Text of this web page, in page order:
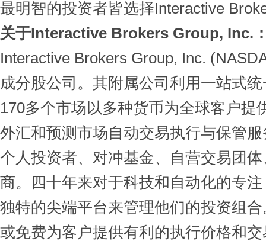
最明智的投资者皆选择Interactive
关于Interactive Brokers Group, Inc.
Interactive Brokers Group, Inc.
成分股公司。其附属公司利用一站式
170多个市场以多种货币为全球客户提
外汇和预测市场自动交易执行与保管
个人投资者、对冲基金、自营交易团
商。四十年来对于科技和自动化的专
独特的尖端平台来管理他们的投资组
或免费为客户提供有利的执行价格和